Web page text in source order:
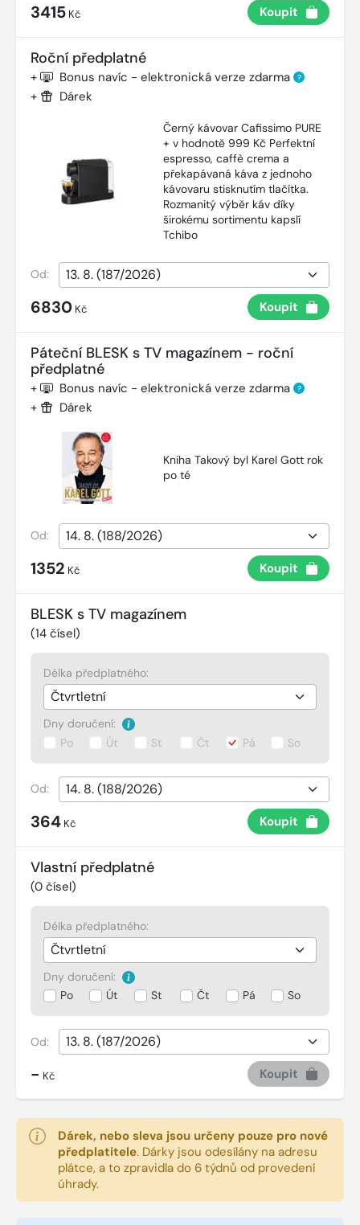
3415 Kč Koupit
Roční předplatné
+ Bonus navíc - elektronická verze zdarma ?
+ Dárek
Černý kávovar Cafissimo PURE
+ v hodnotě 999 Kč Perfektní
espresso, caffè crema a
překapávaná káva z jednoho
kávovaru stisknutím tlačítka.
Rozmanitý výběr káv díky
širokému sortimentu kapslí
Tchibo
Od:
6830 Kč Koupit
Páteční BLESK s TV magazínem - roční
předplatné
+ Bonus navíc - elektronická verze zdarma ?
+ Dárek
Kniha Takový byl Karel Gott rok
po té
Od:
1352 Kč Koupit
BLESK s TV magazínem
(14 čísel)
Délka předplatného:
Dny doručení:
Po
Út St Čt Pá So
Od:
364 Kč Koupit
Vlastní předplatné
(0 čísel)
Délka předplatného:
Dny doručení:
Po
Út St Čt Pá So
Od:
- Kč Koupit
Dárek, nebo sleva jsou určeny pouze pro nové
předplatitele. Dárky jsou odesílány na adresu
plátce, a to zpravidla do 6 týdnů od provedení
úhrady.